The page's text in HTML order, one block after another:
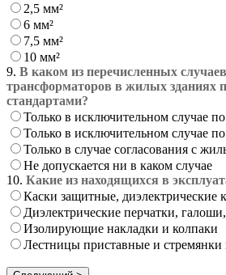
2,5 мм²
6 мм²
7,5 мм²
10 мм²
9. В каком из перечисленных
трансформаторов в жилых зданиях
стандартами?
Только в исключительном случае
Только в исключительном случае
Только в случае согласования с
Не допускается ни в каком случае
10. Какие из находящихся в
Каски защитные, диэлектрические
Диэлектрические перчатки,
Изолирующие накладки и колпаки
Лестницы приставные и